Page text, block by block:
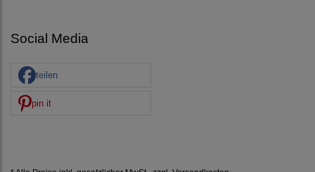
Social Media
teilen
pin it